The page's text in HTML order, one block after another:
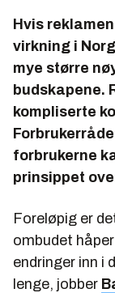
Hvis
virkning i
mye større
budskapene.
kompliserte
forbrukerne
prinsippet
Foreløpig er
ombudet
endringer inn i
lenge, jobber